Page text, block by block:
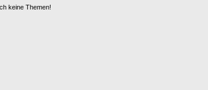
keine Themen!